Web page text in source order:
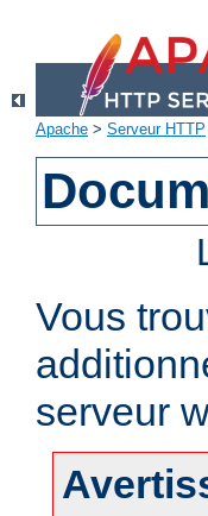
Apache > Serveur HTTP
Vous
serveur